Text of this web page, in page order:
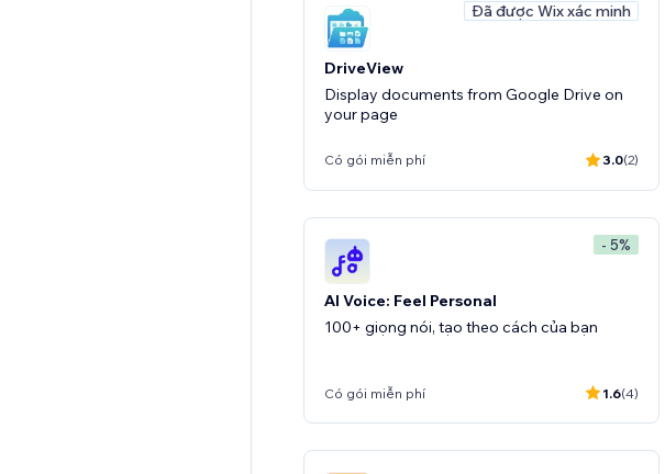
Đã được Wix xác minh
DriveView
Display documents from Google Drive on
your page
Có gói miễn phí 3.0(2)
- 5%
AI Voice: Feel Personal
100+ giọng nói, tạo theo cách của bạn
Có gói miễn phí 1.6(4)